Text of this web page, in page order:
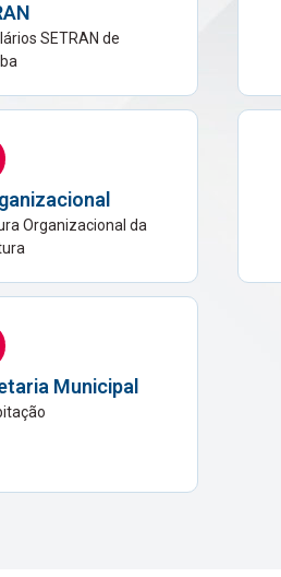
SETRAN de
Organizacional da
Municipal